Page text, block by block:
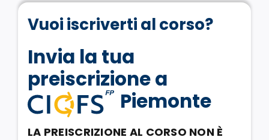
Vuoi iscriverti al corso?
Invia la tua
preiscrizione a
Piemonte
LA PREISCRIZIONE AL CORSO NON È